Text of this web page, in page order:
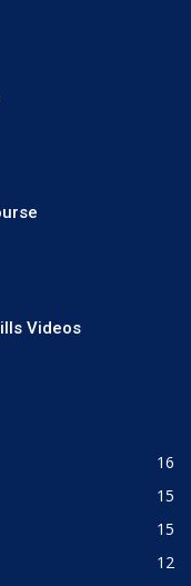
Videos
16
15
15
12